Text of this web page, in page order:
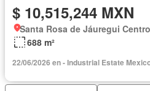
$ 10,515,244 MXN
Santa Rosa de Jáuregui
688 m²
22/06/2026 en - Industrial Estate